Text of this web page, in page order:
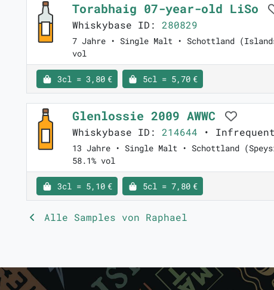
Torabhaig 07-year-old LiSo
Whiskybase ID: 280829
7 Jahre • Single Malt • Schottland
vol
3cl = 3,80 € 5cl = 5,70 €
Glenlossie 2009 AWWC
Whiskybase ID: 214644 •
13 Jahre • Single Malt • Schottland
58.1% vol
3cl = 5,10 € 5cl = 7,80 €
Alle Samples von Raphael